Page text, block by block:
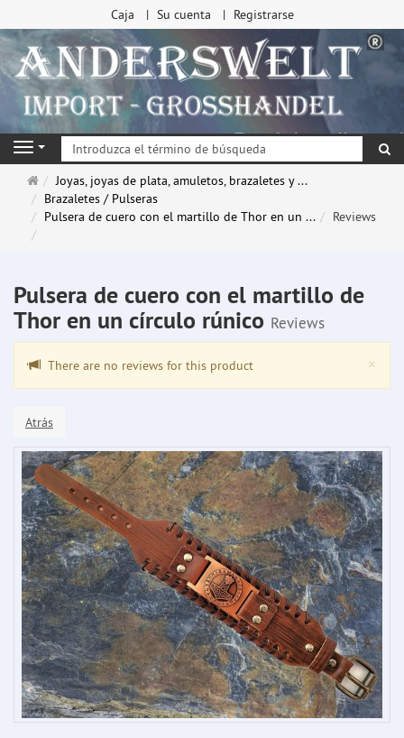
Caja Su cuenta Registrarse
Navigation
Página
de
inicio
Joyas, joyas de plata, amuletos, brazaletes y ...
Brazaletes / Pulseras
Pulsera de cuero con el martillo de Thor en un ...
Reviews
Pulsera de cuero con el martillo de
Thor en un círculo rúnico Reviews
×
There are no reviews for this product
Atrás